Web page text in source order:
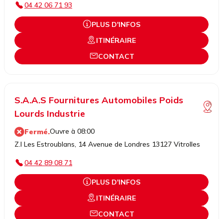
04 42 06 71 93
PLUS D'INFOS
ITINÉRAIRE
CONTACT
S.A.A.S Fournitures Automobiles Poids
Lourds Industrie
Fermé.Ouvre à 08:00
Z.I Les Estroublans, 14 Avenue de Londres 13127 Vitrolles
04 42 89 08 71
PLUS D'INFOS
ITINÉRAIRE
CONTACT